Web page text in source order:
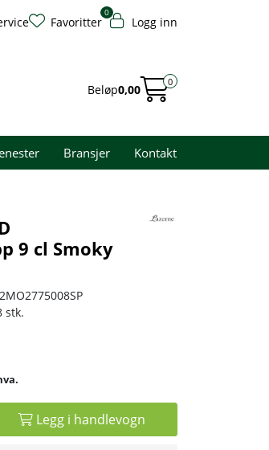
0
Favoritter Logg inn
Beløp0,00
0
Bransjer Kontakt
9 cl Smoky
stk.
Legg i handlevogn